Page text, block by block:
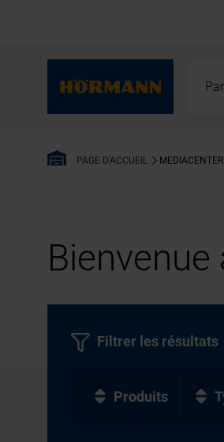
PAGE D'ACCUEIL MEDIACENTER
Filtrer les résultats
Produits